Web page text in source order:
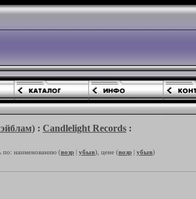
: Candlelight Records :
по: наименованию (возр | убыв), цене (возр | убыв)